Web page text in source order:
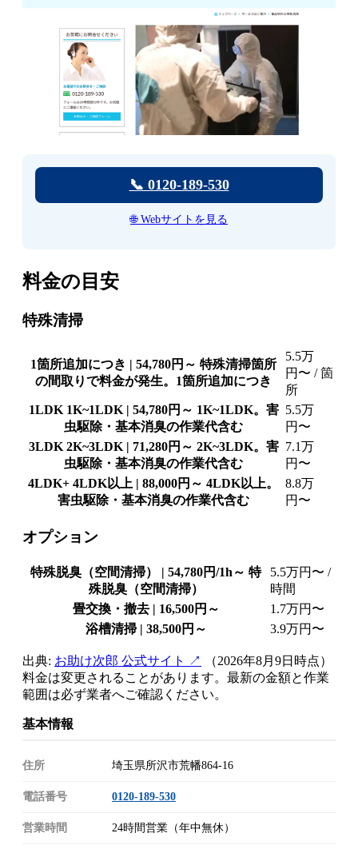
📞 0120-189-530
🌐 Webサイトを見る
料金の目安
特殊清掃
1箇所追加につき | 54,780円～ 特殊清掃箇所
の間取りで料金が発生。1箇所追加につき
5.5万
円〜 / 箇
所
1LDK1K~1LDK | 54,780円～ 1K~1LDK。害
虫駆除・基本消臭の作業代含む
5.5万
円〜
3LDK2K~3LDK | 71,280円～ 2K~3LDK。害
虫駆除・基本消臭の作業代含む
7.1万
円〜
4LDK+ 4LDK以上 | 88,000円～ 4LDK以上。
害虫駆除・基本消臭の作業代含む
8.8万
円〜
オプション
特殊脱臭（空間清掃） | 54,780円/1h～ 特
殊脱臭（空間清掃）
5.5万円〜 /
時間
畳交換・撤去 | 16,500円～
1.7万円〜
浴槽清掃 | 38,500円～
3.9万円〜
出典: お助け次郎 公式サイト ↗
（2026年8月9日時点）
料金は変更されることがあります。最新の金額と作業
範囲は必ず業者へご確認ください。
基本情報
住所 埼玉県所沢市荒幡864-16
電話番号 0120-189-530
営業時間 24時間営業（年中無休）